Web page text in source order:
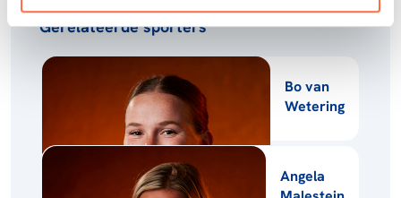
Gerelateerde sporters
Bo van
Wetering
Angela